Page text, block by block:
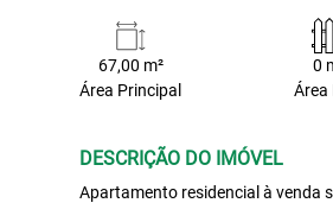
67,00 m²
Área Principal
0
Área
DESCRIÇÃO DO IMÓVEL
Apartamento residencial à venda